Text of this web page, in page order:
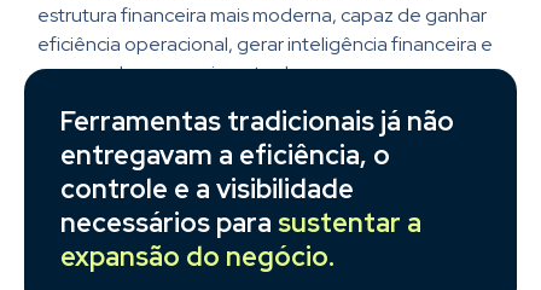
estrutura financeira mais moderna, capaz de ganhar
eficiência operacional, gerar inteligência financeira e
acompanhar o crescimento da empresa com
Ferramentas tradicionais já não
entregavam a eficiência, o
controle e a visibilidade
necessários para sustentar a
expansão do negócio.